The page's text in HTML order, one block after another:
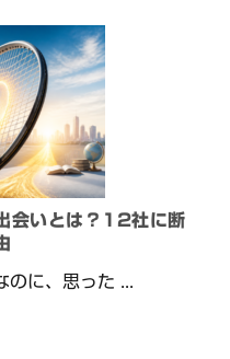
会いとは？12社に断
に、思った ...